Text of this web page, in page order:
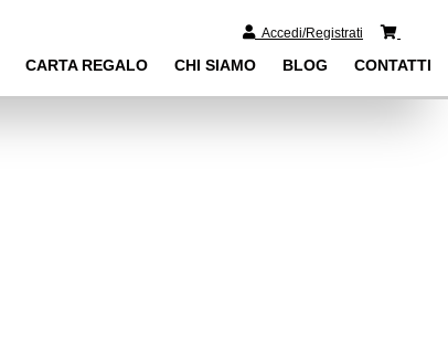
Accedi/Registrati
CARTA REGALO CHI SIAMO BLOG CONTATTI